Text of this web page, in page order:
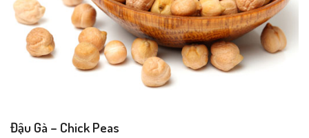
Đậu Gà – Chick Peas